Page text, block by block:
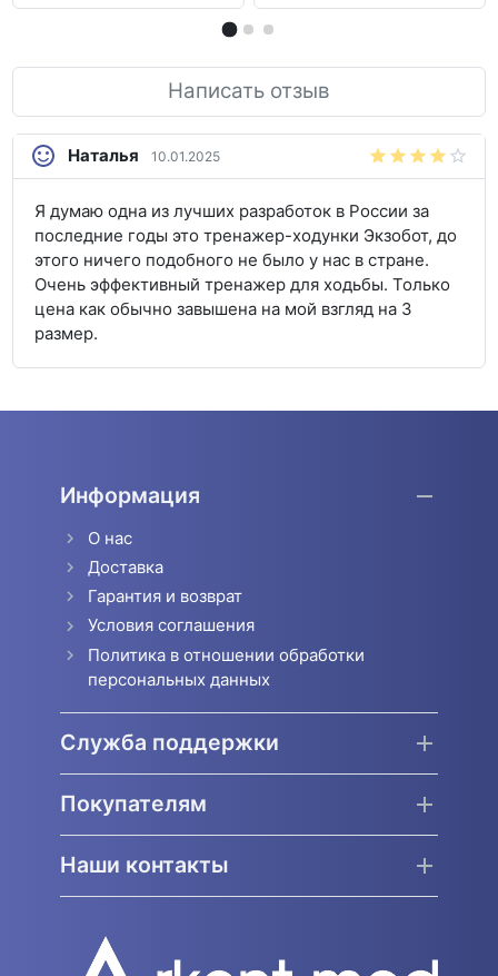
Написать отзыв
Наталья 10.01.2025
Я думаю одна из лучших разработок в России за
последние годы это тренажер-ходунки Экзобот, до
этого ничего подобного не было у нас в стране.
Очень эффективный тренажер для ходьбы. Только
цена как обычно завышена на мой взгляд на 3
размер.
Информация
О нас
Доставка
Гарантия и возврат
Условия соглашения
Политика в отношении обработки
персональных данных
Служба поддержки
Покупателям
Наши контакты